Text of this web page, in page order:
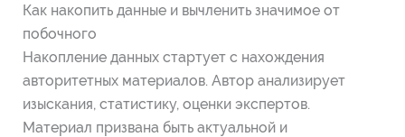
Как накопить данные и вычленить значимое от
побочного
Накопление данных стартует с нахождения
авторитетных материалов. Автор анализирует
изыскания, статистику, оценки экспертов.
Материал призвана быть актуальной и